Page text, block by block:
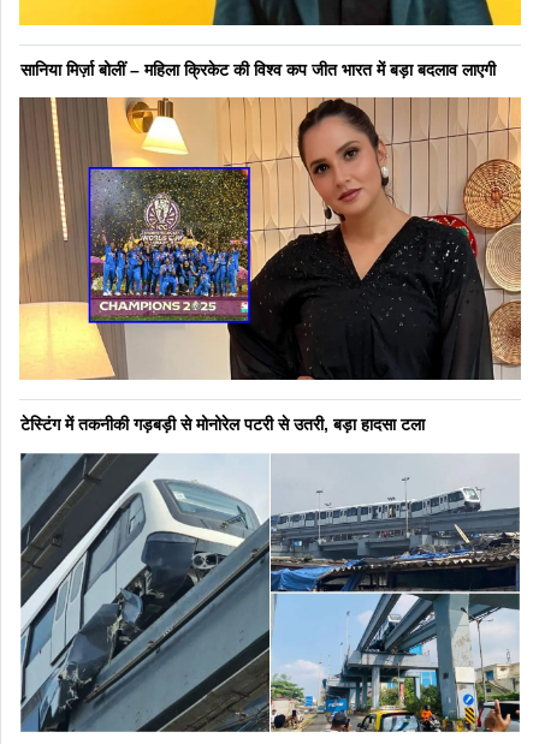
सानिया मिर्ज़ा बोलीं – महिला क्रिकेट की विश्व कप जीत भारत में बड़ा बदलाव लाएगी
टेस्टिंग में तकनीकी गड़बड़ी से मोनोरेल पटरी से उतरी, बड़ा हादसा टला